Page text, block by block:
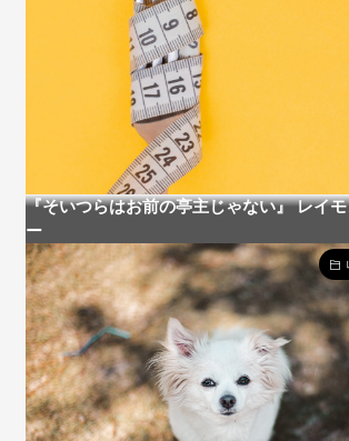
『そいつらはお前の亭主じゃない』 レイ
ー